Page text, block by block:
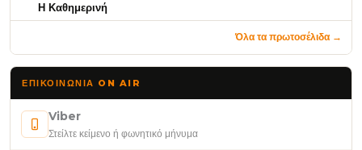
Η Καθημερινή
Όλα τα πρωτοσέλιδα →
ΕΠΙΚΟΙΝΩΝΊΑ ON AIR
Viber
Στείλτε κείμενο ή φωνητικό μήνυμα